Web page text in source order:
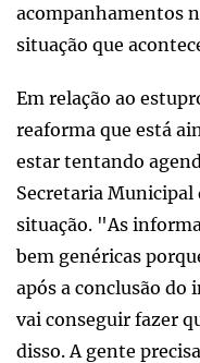
acompanhamentos
situação que
Em relação ao
reaforma que está
estar tentando
Secretaria Municipal
situação. "As
bem genéricas
após a conclusão do
vai conseguir fazer
disso. A gente